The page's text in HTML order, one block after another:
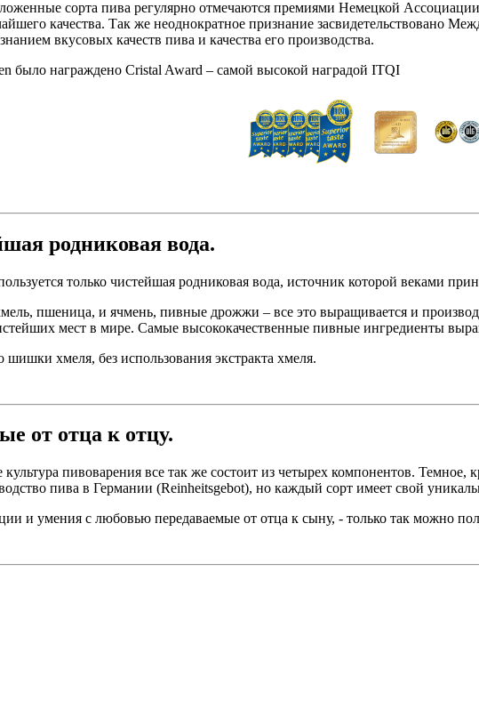
сорта пива регулярно отмечаются премиями Немецкой
качества. Так же неоднократное признание засвидетельствовано
вкусовых качеств пива и качества его производства.
было награждено Сristal Award – самой высокой наградой ITQI
родниковая вода.
только чистейшая родниковая вода, источник которой веками
пшеница, и ячмень, пивные дрожжи – все это выращивается и
мест в мире. Самые высококачественные пивные ингредиенты
хмеля, без использования экстракта хмеля.
от отца к отцу.
культура пивоварения все так же состоит из четырех компонентов.
пива в Германии (Reinheitsgebot), но каждый сорт имеет свой
и умения с любовью передаваемые от отца к сыну, - только так можно